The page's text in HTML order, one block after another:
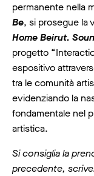
permanente nella
Be, si prosegue la
Home Beirut.
progetto
espositivo
tra le comunità
evidenziando la
fondamentale nel
artistica.
Si consiglia la
precedente,